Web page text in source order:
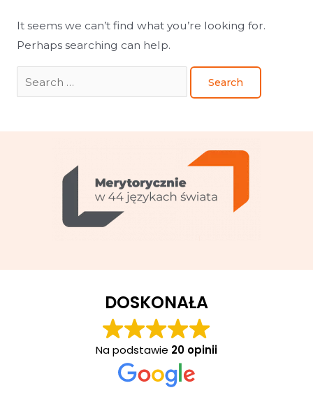
It seems we can’t find what you’re looking for.
Perhaps searching can help.
DOSKONAŁA
Na podstawie 20 opinii